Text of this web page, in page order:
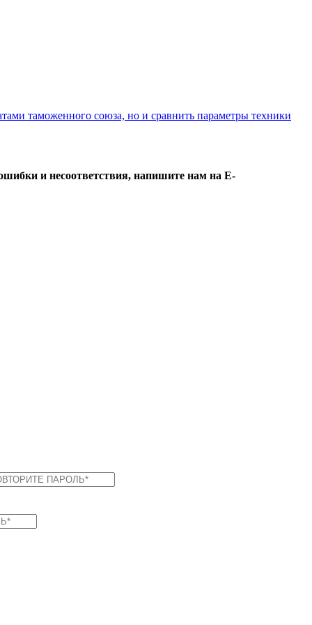
таможенного союза, но и сравнить параметры техники
и несоответствия, напишите нам на E-